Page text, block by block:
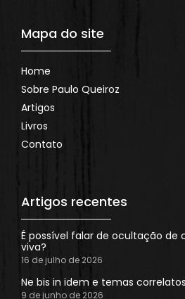
Mapa do site
Home
Sobre Paulo Queiroz
Artigos
Livros
Contato
Artigos recentes
É possível falar de ocultação de
viva?
16 de julho de 2026
Ne bis in idem e temas correlatos
9 de junho de 2026